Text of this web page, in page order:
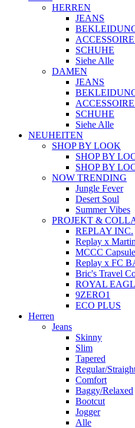
HERREN
JEANS
SCHUHE
Siehe Alle
DAMEN
JEANS
SCHUHE
Siehe Alle
NEUHEITEN
SHOP BY LOOK
SHOP BY
SHOP BY
NOW TRENDING
Jungle Fever
Desert Soul
Summer Vibes
PROJEKT &
REPLAY INC.
Replay x
MCCC
Replay x FC
Bric's Travel
ROYAL
9ZERO1
ECO PLUS
Herren
Jeans
Skinny
Slim
Tapered
Regular/
Comfort
Baggy/Relaxed
Bootcut
Jogger
Alle